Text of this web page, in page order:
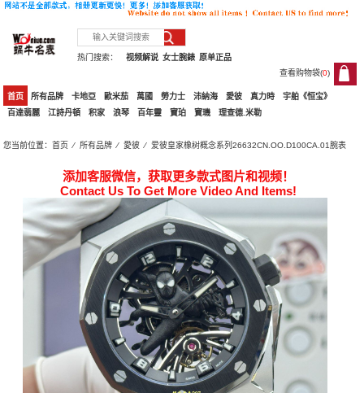
热门搜索： 原单正品
女士腕錶
视频解说
查看购物袋(0)
0
首页 所有品牌 卡地亞 歐米茄 萬國 勞力士 沛納海 愛彼 真力時
宇舶《恒宝》
百達翡麗
江詩丹頓 积家 浪琴 百年靈 寶珀 寶璣 理查德.米勒
您当前位置：首页 ⁄所有品牌 ⁄愛彼 ⁄ 爱彼皇家橡树概念系列26632CN.OO.D100CA.01腕表
添加客服微信，获取更多款式图片和视频！
Contact Us To Get More Video And Items!